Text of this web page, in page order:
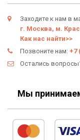
Условия
Оферта
Политика
Заходите к нам в
г. Москва, м.
Как нас найти>>
Позвоните нам: +7
Остались
Мы